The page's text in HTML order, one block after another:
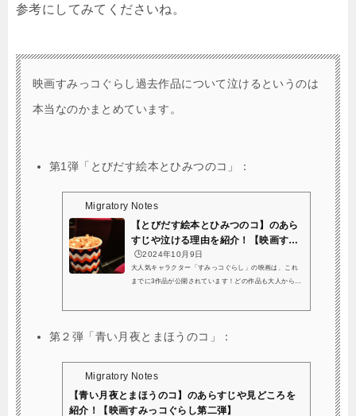
参考にしてみてくださいね。
映画すみっコぐらし過去作品について泣けるというのは
本当なのかまとめています。
第1弾「 とびだす絵本とひみつのコ」：
Migratory Notes
【とびだす絵本とひみつのコ】のあら
すじや泣ける理由を紹介！【映画すみ
っコぐら...
🕒️2024年10月9日
大人気キャラクター「すみっコぐらし」の映画は、これ
までに3作品が公開されています！どの作品も大人から子
みっコぐらし」シリーズの魅力は、何と言っても心温ま
世界観。しかも、映画の冒頭では、キャラクターたちの
紹介や物語の舞台となるすみっコたちの日常が丁寧に説
明されるので、どの作品から観ても、初めての方で...
第２弾「青い月夜とまほうのコ」：
Migratory Notes
【青い月夜とまほうのコ】のあらすじや見どころを
紹介！【映画すみっコぐらし第二弾】